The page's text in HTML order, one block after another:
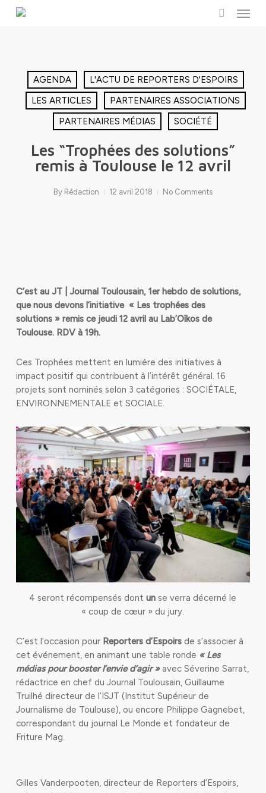
Menu
AGENDA
L'ACTU DE REPORTERS D'ESPOIRS
LES ARTICLES
PARTENAIRES ASSOCIATIONS
PARTENAIRES MÉDIAS
SOCIÉTÉ
Les “Trophées des solutions”
remis à Toulouse le 12 avril
By Rédaction 12 avril 2018 No Comments
C’est au JT | Journal Toulousain, 1er hebdo de solutions,
que nous devons l’initiative « Les trophées des
solutions » remis ce jeudi 12 avril au Lab’Oïkos de
Toulouse. RDV à 19h.
Ces Trophées mettent en lumière des initiatives à
impact positif qui contribuent à l’intérêt général. 16
projets sont nominés selon 3 catégories : SOCIÉTALE,
ENVIRONNEMENTALE et SOCIALE.
4 seront récompensés dontun se verra décerné le
« coup de cœur » du jury.
C’est l’occasion pour Reporters d’Espoirsde s’associer à
cet événement, en animant une table ronde « Les
médias pour booster l’envie d’agir »avec Séverine Sarrat,
rédactrice en chef du Journal Toulousain, Guillaume
Truilhé directeur de l’ISJT (Institut Supérieur de
Journalisme de Toulouse), ou encore Philippe Gagnebet,
correspondant du journal Le Monde et fondateur de
Friture Mag.
Gilles Vanderpooten, directeur de Reporters d’Espoirs,